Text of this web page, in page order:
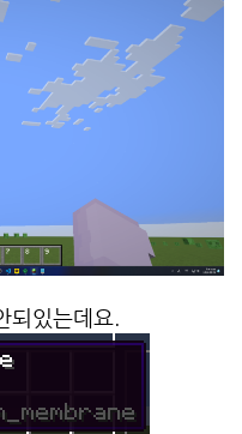
있는데요.